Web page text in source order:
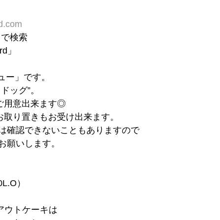
検索
」
」です。
ッグ”。
用意出来ます◎
取り置きもお受け出来ます。
確認できないこともありますので
願いします。
）
ウトケーキは